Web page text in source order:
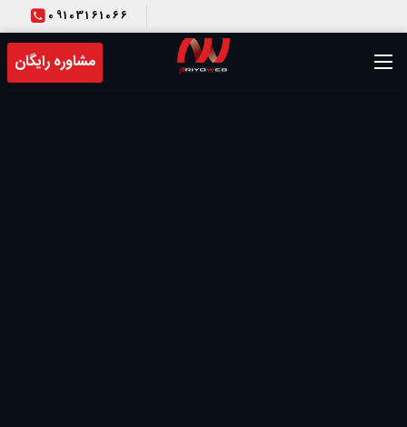
مشاوره رایگان
T 09103161066